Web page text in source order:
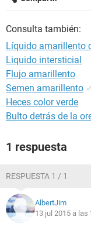
Consulta también:
Líquido amarillento
Liquido intersticial
Flujo amarillento
Semen amarillento ✓
Heces color verde
Bulto detrás de la
1 respuesta
RESPUESTA 1 / 1
AlbertJim
13 jul 2015 a las